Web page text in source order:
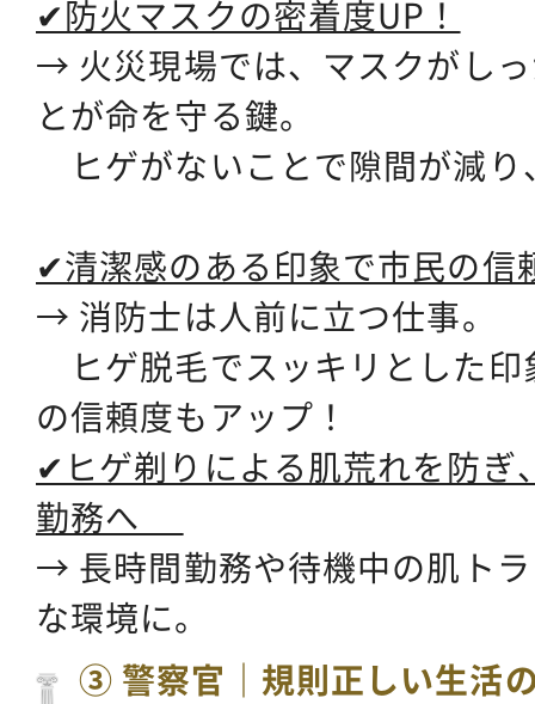
✔防火マスクの密着度UP！
→ 火災現場では、マスクがし
とが命を守る鍵。
ヒゲがないことで隙間が減り
✔清潔感のある印象で市民の信
→ 消防士は人前に立つ仕事。
ヒゲ脱毛でスッキリとした印
の信頼度もアップ！
✔ヒゲ剃りによる肌荒れを防ぎ
勤務へ
→ 長時間勤務や待機中の肌ト
な環境に。
③ 警察官｜規則正しい生活